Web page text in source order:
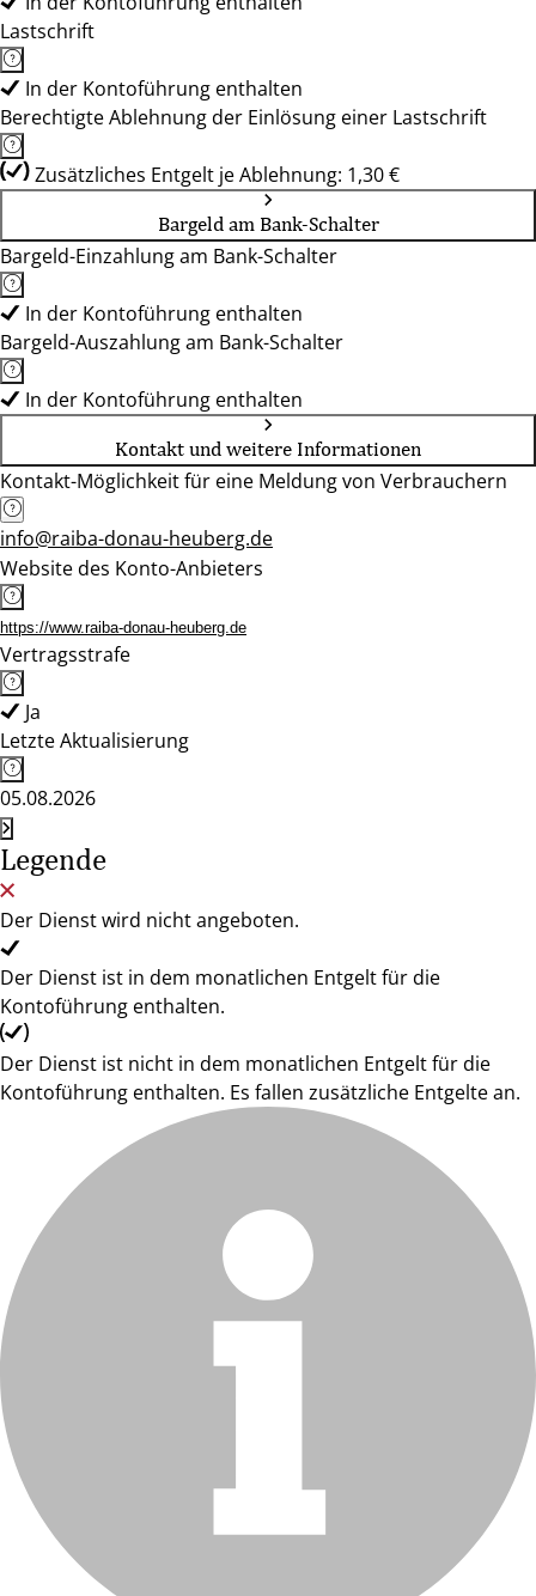
Lastschrift
In der Kontoführung enthalten
Berechtigte Ablehnung der Einlösung einer Lastschrift
Zusätzliches Entgelt je Ablehnung: 1,30 €
Bargeld am Bank-Schalter
Bargeld-Einzahlung am Bank-Schalter
In der Kontoführung enthalten
Bargeld-Auszahlung am Bank-Schalter
In der Kontoführung enthalten
Kontakt und weitere Informationen
Kontakt-Möglichkeit für eine Meldung von Verbrauchern
info@raiba-donau-heuberg.de
Website des Konto-Anbieters
https://www.raiba-donau-heuberg.de
Vertragsstrafe
Ja
Letzte Aktualisierung
05.08.2026
Legende
Der Dienst wird nicht angeboten.
Der Dienst ist in dem monatlichen Entgelt für die
Kontoführung enthalten.
Der Dienst ist nicht in dem monatlichen Entgelt für die
Kontoführung enthalten. Es fallen zusätzliche Entgelte an.